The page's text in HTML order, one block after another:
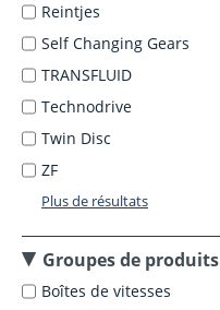
Reintjes
Self Changing Gears
TRANSFLUID
Technodrive
Twin Disc
ZF
Plus de résultats
Groupes de produits
Boîtes de vitesses